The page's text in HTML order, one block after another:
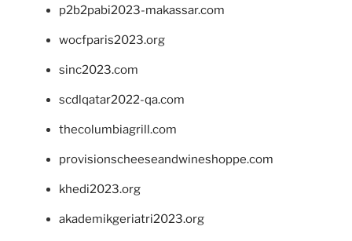
p2b2pabi2023-makassar.com
wocfparis2023.org
sinc2023.com
scdlqatar2022-qa.com
thecolumbiagrill.com
provisionscheeseandwineshoppe.com
khedi2023.org
akademikgeriatri2023.org